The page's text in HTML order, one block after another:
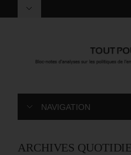
NAVIGATION
ARCHIVES